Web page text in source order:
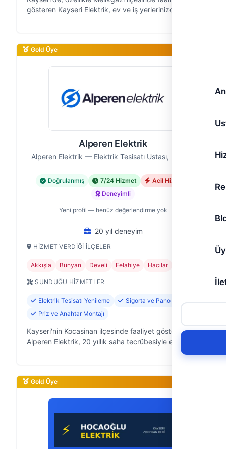
gösteren Kayseri Elektrik, ev ve iş yerlerinizdeki tüm
Gold Üye
Alperen Elektrik
Alperen Elektrik — Elektrik Tesisatı Ustası, Kayseri
Doğrulanmış 7/24 Hizmet
Acil Hizmet
Deneyimli
Yeni profil — henüz değerlendirme yok
20 yıl deneyim
HIZMET VERDIĞI İLÇELER
Akkışla Bünyan Develi Felahiye Hacılar
SUNDUĞU HIZMETLER
Elektrik Tesisatı Yenileme
Sigorta ve Pano Tamiri
Priz ve Anahtar Montajı
Kayseri'nin Kocasinan ilçesinde faaliyet gösteren
Alperen Elektrik, 20 yıllık saha tecrübesiyle ev ve iş
yerlerinizdeki elektrik sorunlarına güvenilir çözümler
Gold Üye